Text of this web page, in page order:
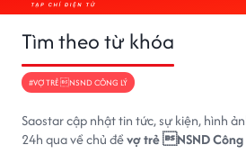
Tìm theo từ khóa
#VỢ TRẺ NSND CÔNG LÝ
Saostar cập nhật tin tức, sự kiện, hình
24h qua về chủ đềvợ trẻ NSND Công